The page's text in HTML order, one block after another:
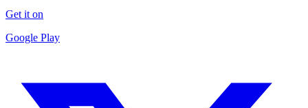
Get it on
Google Play